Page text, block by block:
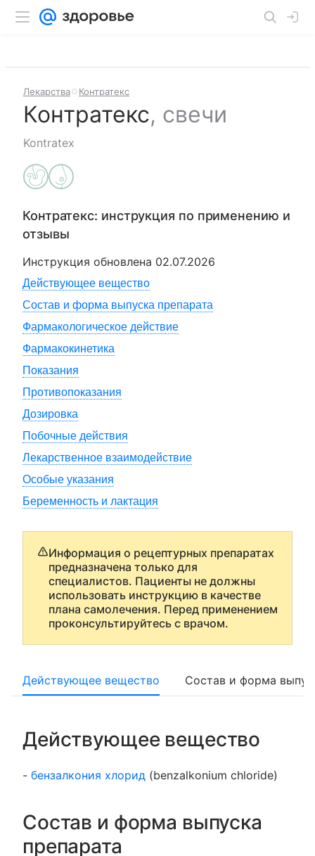
Лекарства Контратекс
Контратекс, свечи
Kontratex
Контратекс: инструкция по применению и
отзывы
Инструкция обновлена 02.07.2026
Действующее вещество
Состав и форма выпуска препарата
Фармакологическое действие
Фармакокинетика
Показания
Противопоказания
Дозировка
Побочные действия
Лекарственное взаимодействие
Особые указания
Беременность и лактация
Информация о рецептурных препаратах
предназначена только для
специалистов. Пациенты не должны
использовать инструкцию в качестве
плана самолечения. Перед применением
проконсультируйтесь с врачом.
Действующее вещество Состав и форма
Действующее вещество
- бензалкония хлорид (benzalkonium chloride)
Состав и форма выпуска
препарата